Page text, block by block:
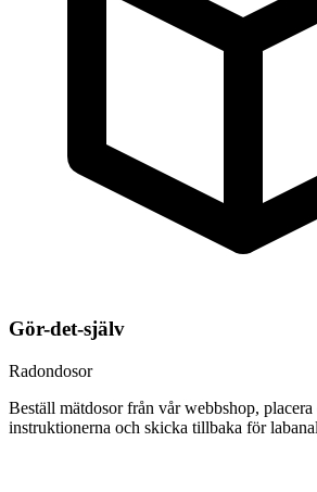
Gör-det-själv
Radondosor
Beställ mätdosor från vår webbshop,
instruktionerna och skicka tillbaka för